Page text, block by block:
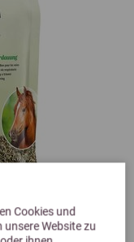
Cookies und
unsere Website zu